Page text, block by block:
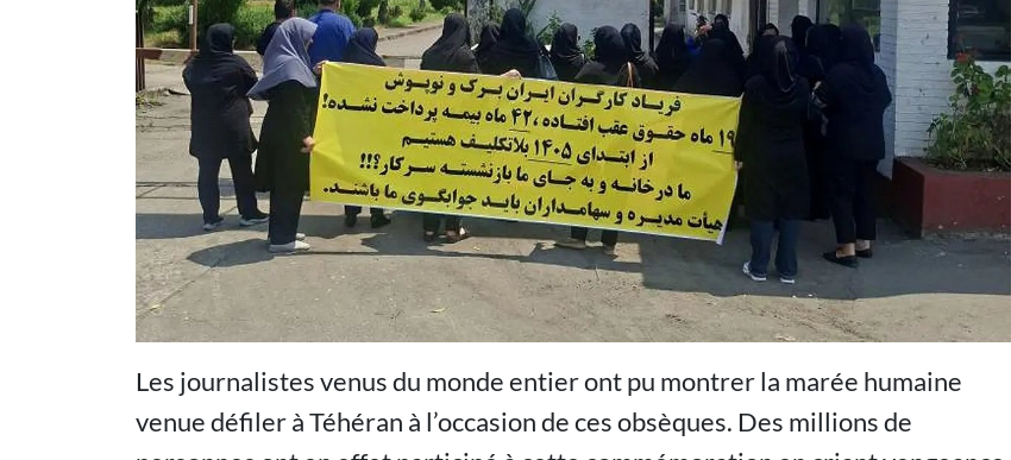
Les journalistes venus du monde entier ont pu montrer la marée humaine
venue défiler à Téhéran à l’occasion de ces obsèques. Des millions de